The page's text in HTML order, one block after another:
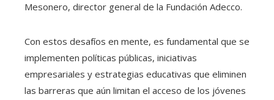
Mesonero, director general de la Fundación Adecco.
Con estos desafíos en mente, es fundamental que se
implementen políticas públicas, iniciativas
empresariales y estrategias educativas que eliminen
las barreras que aún limitan el acceso de los jóvenes